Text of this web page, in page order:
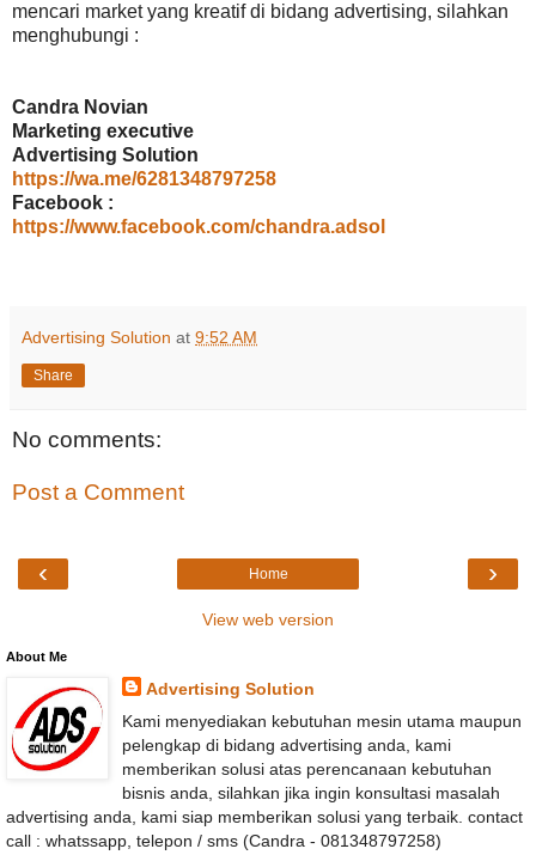
mencari market yang kreatif di bidang advertising, silahkan
menghubungi :
Candra Novian
Marketing executive
Advertising Solution
https://wa.me/6281348797258
Facebook :
https://www.facebook.com/chandra.adsol
Advertising Solution at 9:52 AM
Share
No comments:
Post a Comment
‹ ›
Home
View web version
About Me
Advertising Solution
Kami menyediakan kebutuhan mesin utama maupun
pelengkap di bidang advertising anda, kami
memberikan solusi atas perencanaan kebutuhan
bisnis anda, silahkan jika ingin konsultasi masalah
advertising anda, kami siap memberikan solusi yang terbaik. contact
call : whatssapp, telepon / sms (Candra - 081348797258)